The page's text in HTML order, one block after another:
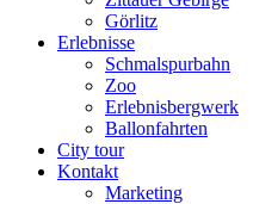
Görlitz
Erlebnisse
Schmalspurbahn
Zoo
Erlebnisbergwerk
Ballonfahrten
City tour
Kontakt
Marketing